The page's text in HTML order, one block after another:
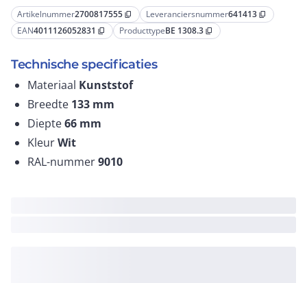
Artikelnummer2700817555 content_copy Leveranciersnummer641413 content_copy
EAN4011126052831 content_copy ProducttypeBE 1308.3 content_copy
Technische specificaties
Materiaal Kunststof
Breedte 133 mm
Diepte66 mm
KleurWit
RAL-nummer9010